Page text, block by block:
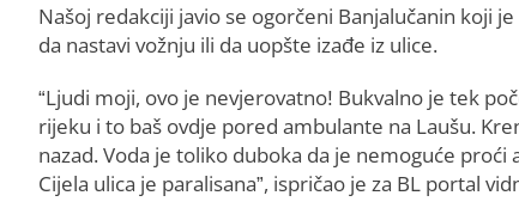
Našoj redakciji javio se ogorčeni Banjalučanin koji
da nastavi vožnju ili da uopšte izađe iz ulice.
“Ljudi moji, ovo je nevjerovatno! Bukvalno je tek
rijeku i to baš ovdje pored ambulante na Laušu.
nazad. Voda je toliko duboka da je nemoguće
Cijela ulica je paralisana”, ispričao je za BL portal